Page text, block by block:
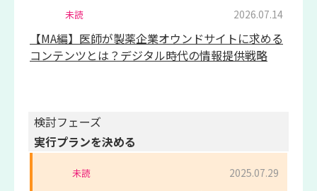
未読
【MA編】医師が製薬企業オウンドサイトに求める
コンテンツとは？デジタル時代の情報提供戦略
2026.07.14
検討フェーズ
実行プランを決める
未読 2025.07.29